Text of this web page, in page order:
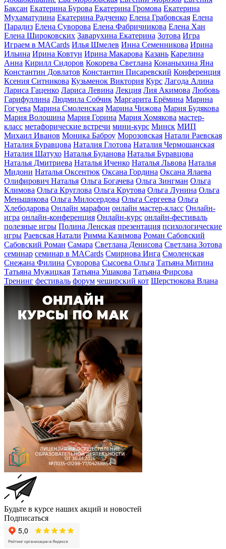
Баксан Екатерина Бурова Екатерина Громова Екатерина
Мухаматулина Екатерина Радченко Елена Грабовская Елена
Парадиз Елена Суворова Елена Фабричникова Елена Хан
Елена Широковских Заварухина Екатерина Зотова Игра
Играем в MACards Илья Шмелев Инна Семенникова Ирина
Ильина Ирина Ковтун Ирина Макарова Казань Карелина
Анна Кирилл Сидоров Кокорева Светлана Конаныхина Яна
Константин Довлатов Константин Писаревский Конференция
Ксения Ситникова Кузьменок Виктория Курс Лагода Алина
Лариса Гаценко Лариса Левина Лекция Лия Акимова Любовь
Гарифуллина Людмила Собчик Маргарита Ерёмина Марина
Гогуева Марина Смоленская Марина Чижова Мария Будякова
Мария Волошина Мария Горина Мария Хомякова мастер-
класс метафорические встречи мини-курс Минск МИП
Михаил Иванов Моника Баброу Морозовская Натали Раевская
Наталия Буравцова Наталия Глотова Наталия Чермошанская
Наталия Шатухо Наталья Буданова Наталья Буравцова
Наталья Дмитриева Наталья Иченко Наталья Львова Наталья
Мидони Наталья Оксентюк Оксана Гордина Оксана Ялаева
Олифирович Наталья Ольга Богачева Ольга Зингман Ольга
Климова Ольга Круглова Ольга Крутова Ольга Лунина Ольга
Меньшикова Ольга Милосердова Ольга Сергеева Ольга
Хлебодарова Онлайн марафон онлайн мастер-класс Онлайн-
игра онлайн-конференция Онлайн-курс онлайн-фестиваль
полезные игры Полина Ленская презентация психологические
игры Раевская Натали Римма Казимова Роман Сабовский
Сабовский Роман Самара Светлана Денисова Светлана Зотова
семинар семинар в MACards Смирнова Инга Смоленская
Снежана Филина Суворова Сысоева Ольга Татьяна Митина
Татьяна Мужицкая Татьяна Ушакова Татьяна Фирсова
Тренинг фестиваль форум чеширский кот Шерстюкова Влана
Будьте в курсе наших акций и новостей
Подписаться